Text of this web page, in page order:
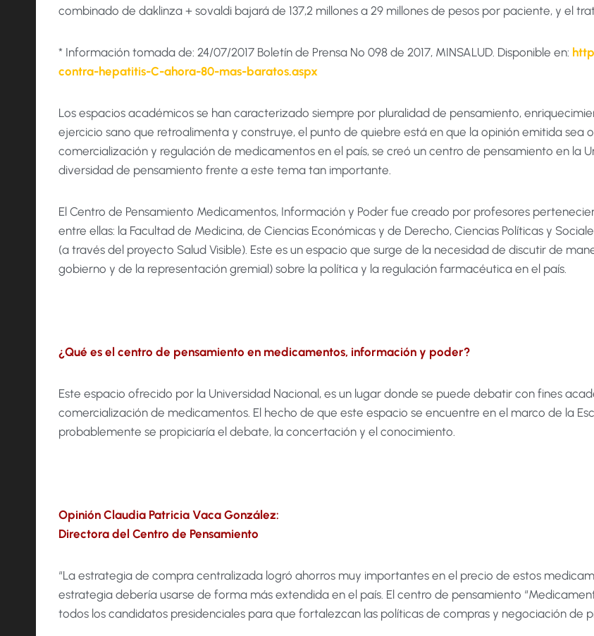
combinado de daklinza + sovaldi bajará de 137,2 millones a 29 millones de pesos por paciente, y el
* Información tomada de: 24/07/2017 Boletín de Prensa No 098 de 2017, MINSALUD. Disponible en:
contra-hepatitis-C-ahora-80-mas-baratos.aspx
Los espacios académicos se han caracterizado siempre por pluralidad de pensamiento,
ejercicio sano que retroalimenta y construye, el punto de quiebre está en que la opinión emitida sea
comercialización y regulación de medicamentos en el país, se creó un centro de pensamiento en la
diversidad de pensamiento frente a este tema tan importante.
El Centro de Pensamiento Medicamentos, Información y Poder fue creado por profesores
entre ellas: la Facultad de Medicina, de Ciencias Económicas y de Derecho, Ciencias Políticas y
(a través del proyecto Salud Visible). Este es un espacio que surge de la necesidad de discutir de
gobierno y de la representación gremial) sobre la política y la regulación farmacéutica en el país.
¿Qué es el centro de pensamiento en medicamentos, información y poder?
Este espacio ofrecido por la Universidad Nacional, es un lugar donde se puede debatir con fines
comercialización de medicamentos. El hecho de que este espacio se encuentre en el marco de la
probablemente se propiciaría el debate, la concertación y el conocimiento.
Opinión Claudia Patricia Vaca González:
Directora del Centro de Pensamiento
“La estrategia de compra centralizada logró ahorros muy importantes en el precio de estos
estrategia debería usarse de forma más extendida en el país. El centro de pensamiento
todos los candidatos presidenciales para que fortalezcan las políticas de compras y negociación de